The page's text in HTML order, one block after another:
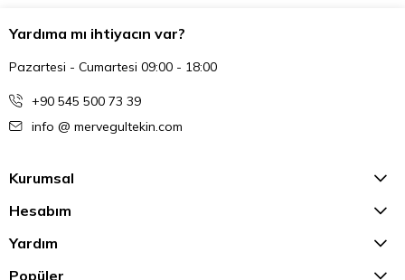
Yardıma mı ihtiyacın var?
Pazartesi - Cumartesi 09:00 - 18:00
+90 545 500 73 39
info @ mervegultekin.com
Kurumsal
Hesabım
Yardım
Popüler